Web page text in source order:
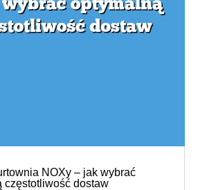
NOXy – jak wybrać
częstotliwość dostaw